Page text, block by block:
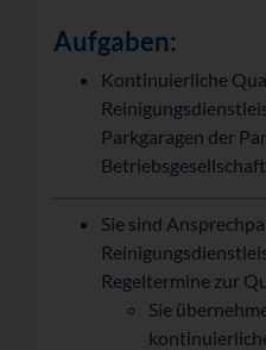
Aufgaben:
Kontinuierliche
Parkgaragen der
Sie sind
Regeltermine zur
Sie